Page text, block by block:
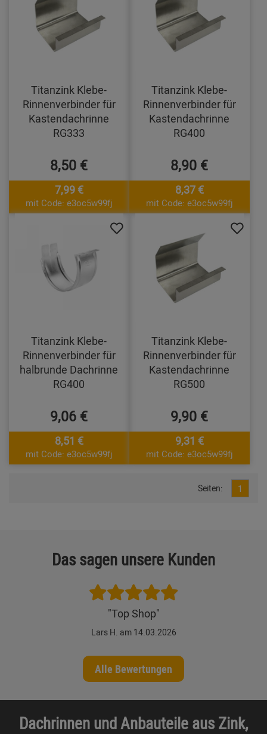
Titanzink Klebe-
Rinnenverbinder für
Kastendachrinne
RG333
8,50 €
7,99 €
mit Code: e3oc5w99fj
Titanzink Klebe-
Rinnenverbinder für
Kastendachrinne
RG400
8,90 €
8,37 €
mit Code: e3oc5w99fj
Titanzink Klebe-
Rinnenverbinder für
halbrunde Dachrinne
RG400
9,06 €
8,51 €
mit Code: e3oc5w99fj
Titanzink Klebe-
Rinnenverbinder für
Kastendachrinne
RG500
9,90 €
9,31 €
mit Code: e3oc5w99fj
Seiten: 1
Das sagen unsere Kunden
"Top Shop"
Lars H. am 14.03.2026
Alle Bewertungen
Dachrinnen und Anbauteile aus Zink,